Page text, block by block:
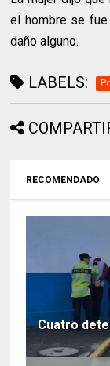
el hombre se fue
daño alguno.
LABELS:
RECOMENDADO
Cuatro